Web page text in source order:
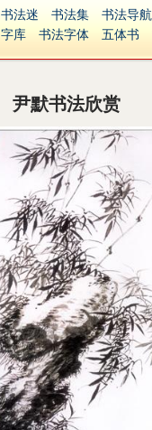
书法迷 书法集 书法导航
字库
书法字体 五体书
集字
字形 大字 篆刻之
古籍
中医 象棋 游戏
起名
识字 英语 印章
字体下载
免费字体
Ai矢量
P图宝 南无阿弥
安全网站
捐赠 繁體版
尹默书法欣赏